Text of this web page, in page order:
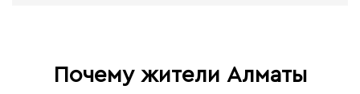
Почему жители Алматы